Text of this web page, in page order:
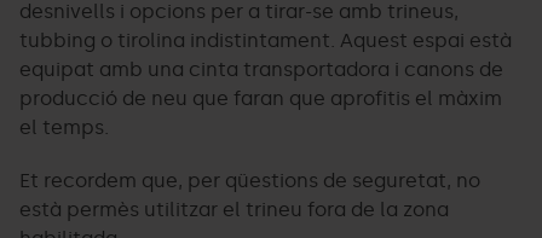
desnivells i opcions per a tirar-se amb trineus,
tubbing o tirolina indistintament. Aquest espai està
equipat amb una cinta transportadora i canons de
producció de neu que faran que aprofitis el màxim
el temps.
Et recordem que, per qüestions de seguretat, no
està permès utilitzar el trineu fora de la zona